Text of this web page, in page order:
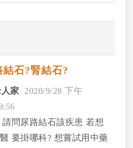
結石?腎結石?
家 2020/9/28 下午
請問尿路結石該疾患 若想
要掛哪科? 想嘗試用中藥